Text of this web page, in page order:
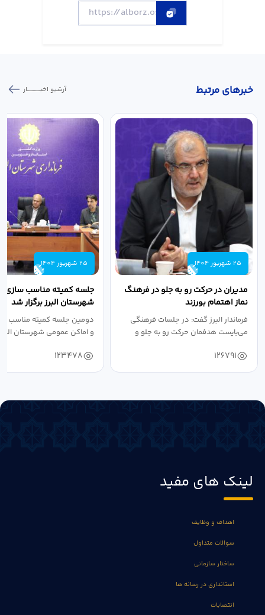
خبر‌های مرتبط آرشیو اخبـــــــــــار
25 شهریور 1404
مدیران در حرکت رو به جلو در فرهنگ
نماز اهتمام بورزند
فرماندار البرز گفت: در جلسات فرهنگی
می‌بایست هدفمان حرکت رو به جلو و
126791
25 شهریور 1404
جلسه کمیته مناسب سازی
شهرستان البرز برگزار شد
دومین جلسه کمیته مناسب
و اماکن عمومی شهرستان
123478
لینک های مفید
اهداف و وظایف
سوالات متداول
ساختار سازمانی
استانداری در رسانه ها
انتصابات